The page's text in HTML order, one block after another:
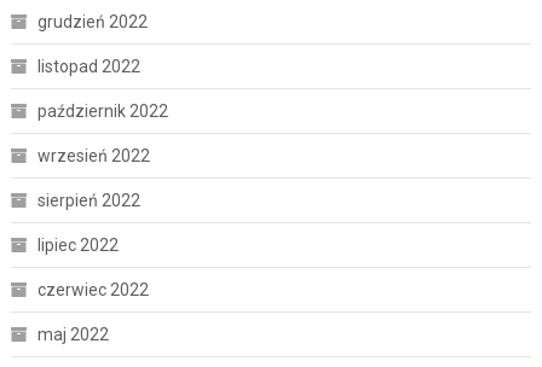
grudzień 2022
listopad 2022
październik 2022
wrzesień 2022
sierpień 2022
lipiec 2022
czerwiec 2022
maj 2022